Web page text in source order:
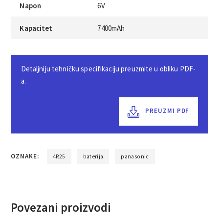
Napon 6V
Kapacitet 7400mAh
Detaljniju tehničku specifikaciju preuzmite u obliku PDF-
a.
PREUZMI PDF
OZNAKE: 4R25 baterija panasonic
Povezani proizvodi